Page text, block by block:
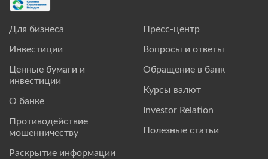
Для бизнеса
Инвестиции
Ценные бумаги и
инвестиции
О банке
Противодействие
мошенничеству
Раскрытие информации
Пресс-центр
Вопросы и ответы
Обращение в банк
Курсы валют
Investor Relation
Полезные статьи